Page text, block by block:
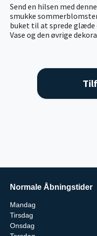
Send en hilsen med
smukke
buket til at sprede glæde
Vase og den øvrige
Normale Åbningstider
Mandag
Tirsdag
Onsdag